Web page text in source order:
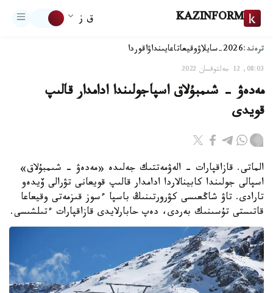
KAZINFORM ق ز
ترەند:2026-سايلاۋ وقيعاتاعايىنداۋاقوردا
08:03, 12 جەلتوقسان 2022
مەدەۋ - شىمبۇلاق اسپاجولىندا ادامدار قالىپ
قويدى
الماتى. قازاقپارات - الەۋمەتتىك جەلىدە «مەدەۋ - شىمبۇلاق»
اسپالى جولىندا كابينالاردا ادامدار قالىپ قويعانى تۋرالى ۆيدەو
تارادى. تاۋ شاڭعىسى كۋرورتىنىڭ باسپا ءسوز قىزمەتى وقيعاعا
قاتىستى تۇسىنىك بەردى، دەپ حابارلايدى قازاقپارات ءتىلشىسى.